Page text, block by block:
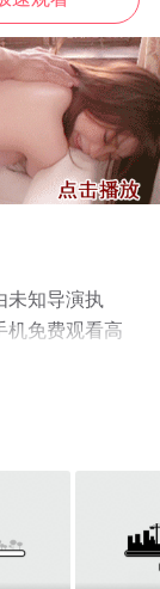
未知导演执
机免费观看高
多相关信息